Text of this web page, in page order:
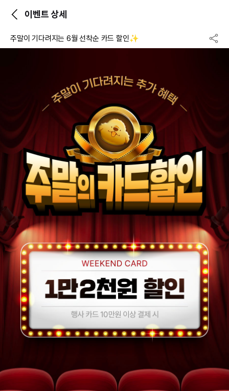
이벤트 상세
주말이 기다려지는 6월 선착순 카드 할인✨